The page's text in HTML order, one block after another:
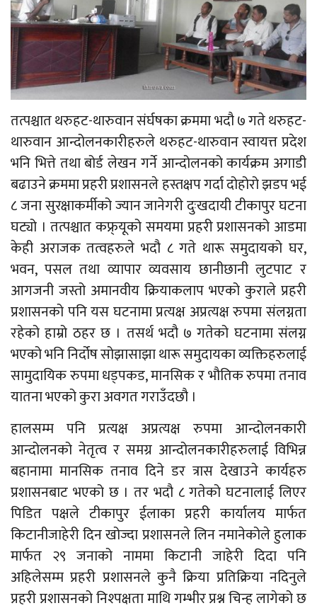
तत्पश्चात थरुहट-थारुवान संर्घषका क्रममा भदौ ७ गते थरुहट-
थारुवान आन्दोलनकारीहरुले थरुहट-थारुवान स्वायत्त प्रदेश
भनि भित्ते तथा बोर्ड लेखन गर्ने आन्दोलनको कार्यक्रम अगाडी
बढाउने क्रममा प्रहरी प्रशासनले हस्तक्षप गर्दा दोहोरो झडप भई
८ जना सुरक्षाकर्मीको ज्यान जानेगरी दुःखदायी टीकापुर घटना
घट्यो । तत्पश्चात कफ्र्यूको समयमा प्रहरी प्रशासनको आडमा
केही अराजक तत्वहरुले भदौ ८ गते थारू समुदायको घर,
भवन, पसल तथा व्यापार व्यवसाय छानीछानी लुटपाट र
आगजनी जस्तो अमानवीय क्रियाकलाप भएको कुराले प्रहरी
प्रशासनको पनि यस घटनामा प्रत्यक्ष अप्रत्यक्ष रुपमा संलग्नता
रहेको हाम्रो ठहर छ । तसर्थ भदौ ७ गतेको घटनामा संलग्न
भएको भनि निर्दोष सोझासाझा थारू समुदायका व्यक्तिहरुलाई
सामुदायिक रुपमा धड्पकड, मानसिक र भौतिक रुपमा तनाव
यातना भएको कुरा अवगत गराउँदछौ ।
हालसम्म पनि प्रत्यक्ष अप्रत्यक्ष रुपमा आन्दोलनकारी
आन्दोलनको नेतृत्व र समग्र आन्दोलनकारीहरुलाई विभिन्न
बहानामा मानसिक तनाव दिने डर त्रास देखाउने कार्यहरु
प्रशासनबाट भएको छ । तर भदौ ८ गतेको घटनालाई लिएर
पिडित पक्षले टीकापुर ईलाका प्रहरी कार्यालय मार्फत
किटानीजाहेरी दिन खोज्दा प्रशासनले लिन नमानेकोले हुलाक
मार्फत २९ जनाको नाममा किटानी जाहेरी दिदा पनि
अहिलेसम्म प्रहरी प्रशासनले कुनै क्रिया प्रतिक्रिया नदिनुले
प्रहरी प्रशासनको निश्पक्षता माथि गम्भीर प्रश्न चिन्ह लागेको छ